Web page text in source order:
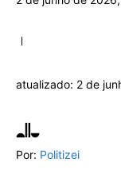
atualizado: 2 de
Por: Politizei